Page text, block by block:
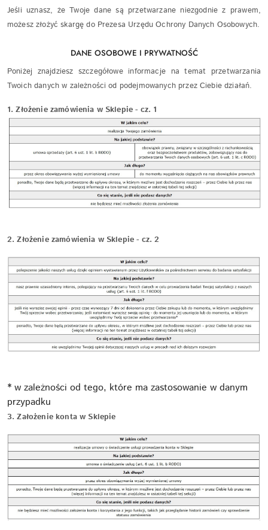
Jeśli uznasz, że Twoje dane są przetwarzane niezgodnie z prawem,
możesz złożyć skargę do Prezesa Urzędu Ochrony Danych Osobowych.
DANE OSOBOWE I PRYWATNOŚĆ
Poniżej znajdziesz szczegółowe informacje na temat przetwarzania
Twoich danych w zależności od podejmowanych przez Ciebie działań.
1. Złożenie zamówienia w Sklepie - cz. 1
2. Złożenie zamówienia w Sklepie - cz. 2
* w zależności od tego, które ma zastosowanie w danym
przypadku
3. Założenie konta w Sklepie